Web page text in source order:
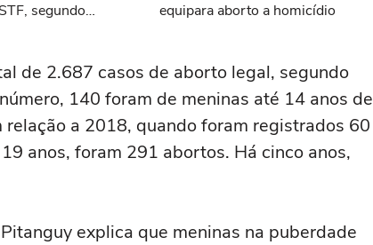
segundo
equipara aborto a homicídio
de 2.687 casos de aborto legal, segundo
140 foram de meninas até 14 anos de
a 2018, quando foram registrados 60
anos, foram 291 abortos. Há cinco anos,
explica que meninas na puberdade